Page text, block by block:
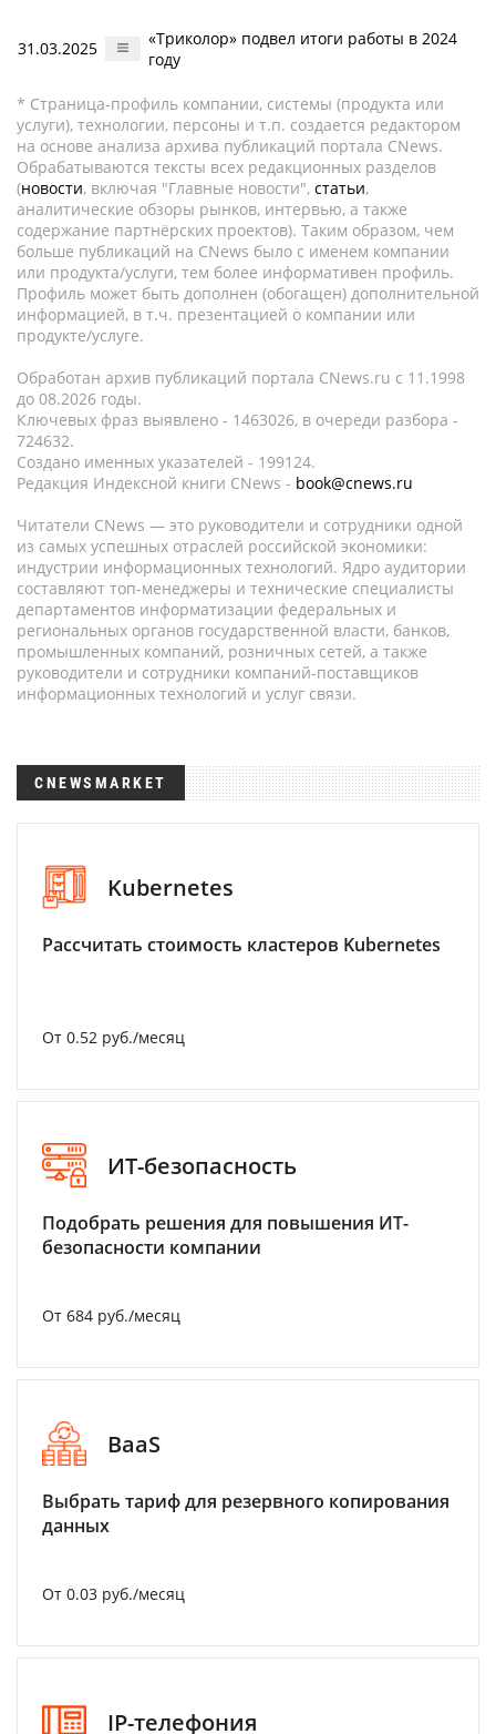
31.03.2025
«Триколор» подвел итоги работы в 2024
году
* Страница-профиль компании, системы (продукта или
услуги), технологии, персоны и т.п. создается редактором
на основе анализа архива публикаций портала CNews.
Обрабатываются тексты всех редакционных разделов
(новости, включая "Главные новости", статьи,
аналитические обзоры рынков, интервью, а также
содержание партнёрских проектов). Таким образом, чем
больше публикаций на CNews было с именем компании
или продукта/услуги, тем более информативен профиль.
Профиль может быть дополнен (обогащен) дополнительной
информацией, в т.ч. презентацией о компании или
продукте/услуге.
Обработан архив публикаций портала CNews.ru c 11.1998
до 08.2026 годы.
Ключевых фраз выявлено - 1463026, в очереди разбора -
724632.
Создано именных указателей - 199124.
Редакция Индексной книги CNews - book@cnews.ru
Читатели CNews — это руководители и сотрудники одной
из самых успешных отраслей российской экономики:
индустрии информационных технологий. Ядро аудитории
составляют топ-менеджеры и технические специалисты
департаментов информатизации федеральных и
региональных органов государственной власти, банков,
промышленных компаний, розничных сетей, а также
руководители и сотрудники компаний-поставщиков
информационных технологий и услуг связи.
CNEWSMARKET
Kubernetes
Рассчитать стоимость кластеров Kubernetes
От 0.52 руб./месяц
ИТ-безопасность
Подобрать решения для повышения ИТ-
безопасности компании
От 684 руб./месяц
BaaS
Выбрать тариф для резервного копирования
данных
От 0.03 руб./месяц
IP-телефония